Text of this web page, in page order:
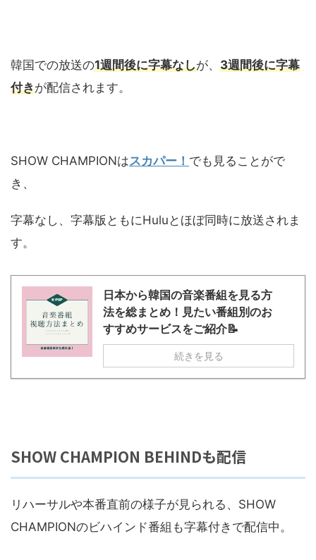
韓国での放送の1週間後に字幕なしが、 3週間後に字幕
付きが配信されます。
SHOW CHAMPIONはスカパー！ でも見ることがで
き、
字幕なし、字幕版ともにHuluとほぼ同時に放送されま
す。
日本から韓国の音楽番組を見る方
法を総まとめ！見たい番組別のお
すすめサービスをご紹介📝
続きを見る
SHOW CHAMPION BEHINDも配信
リハーサルや本番直前の様子が見られる、SHOW
CHAMPIONのビハインド番組も字幕付きで配信中。